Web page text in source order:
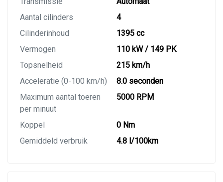
Aantal cilinders
4
Cilinderinhoud
1395 cc
Vermogen
110 kW / 149 PK
Topsnelheid
215 km/h
Acceleratie (0-100 km/h)
8.0 seconden
Maximum aantal toeren
per minuut
5000 RPM
Koppel
0 Nm
Gemiddeld verbruik
4.8 l/100km